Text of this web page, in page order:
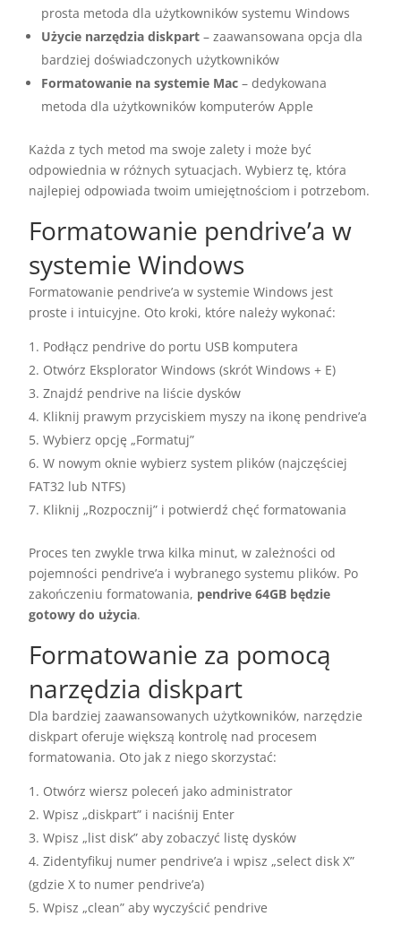
prosta metoda dla użytkowników systemu Windows
Użycie narzędzia diskpart – zaawansowana opcja dla
bardziej doświadczonych użytkowników
Formatowanie na systemie Mac – dedykowana
metoda dla użytkowników komputerów Apple
Każda z tych metod ma swoje zalety i może być
odpowiednia w różnych sytuacjach. Wybierz tę, która
najlepiej odpowiada twoim umiejętnościom i potrzebom.
Formatowanie pendrive’a w
systemie Windows
Formatowanie pendrive’a w systemie Windows jest
proste i intuicyjne. Oto kroki, które należy wykonać:
Podłącz pendrive do portu USB komputera
Otwórz Eksplorator Windows (skrót Windows + E)
Znajdź pendrive na liście dysków
Kliknij prawym przyciskiem myszy na ikonę pendrive’a
Wybierz opcję „Formatuj”
W nowym oknie wybierz system plików (najczęściej
FAT32 lub NTFS)
Kliknij „Rozpocznij” i potwierdź chęć formatowania
Proces ten zwykle trwa kilka minut, w zależności od
pojemności pendrive’a i wybranego systemu plików. Po
zakończeniu formatowania, pendrive 64GB będzie
gotowy do użycia.
Formatowanie za pomocą
narzędzia diskpart
Dla bardziej zaawansowanych użytkowników, narzędzie
diskpart oferuje większą kontrolę nad procesem
formatowania. Oto jak z niego skorzystać:
Otwórz wiersz poleceń jako administrator
Wpisz „diskpart” i naciśnij Enter
Wpisz „list disk” aby zobaczyć listę dysków
Zidentyfikuj numer pendrive’a i wpisz „select disk X”
(gdzie X to numer pendrive’a)
Wpisz „clean” aby wyczyścić pendrive